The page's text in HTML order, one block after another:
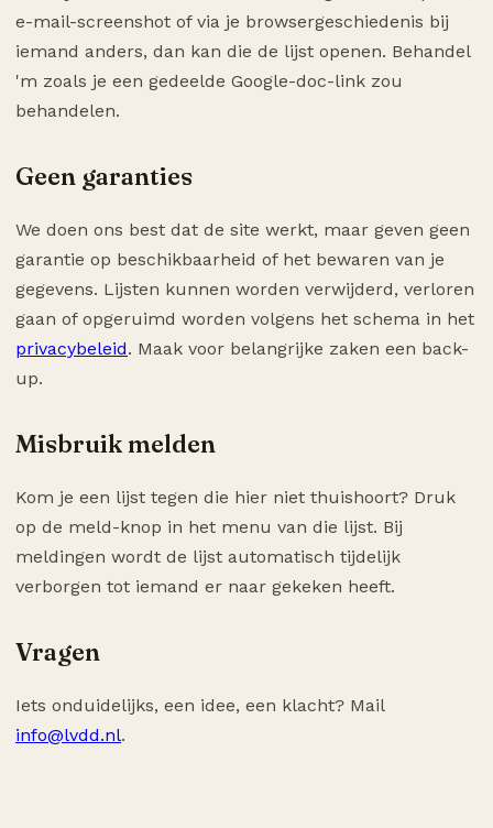
e-mail-screenshot of via je browsergeschiedenis bij
iemand anders, dan kan die de lijst openen. Behandel
'm zoals je een gedeelde Google-doc-link zou
behandelen.
Geen garanties
We doen ons best dat de site werkt, maar geven geen
garantie op beschikbaarheid of het bewaren van je
gegevens. Lijsten kunnen worden verwijderd, verloren
gaan of opgeruimd worden volgens het schema in het
privacybeleid. Maak voor belangrijke zaken een back-
up.
Misbruik melden
Kom je een lijst tegen die hier niet thuishoort? Druk
op de meld-knop in het menu van die lijst. Bij
meldingen wordt de lijst automatisch tijdelijk
verborgen tot iemand er naar gekeken heeft.
Vragen
Iets onduidelijks, een idee, een klacht? Mail
info@lvdd.nl.